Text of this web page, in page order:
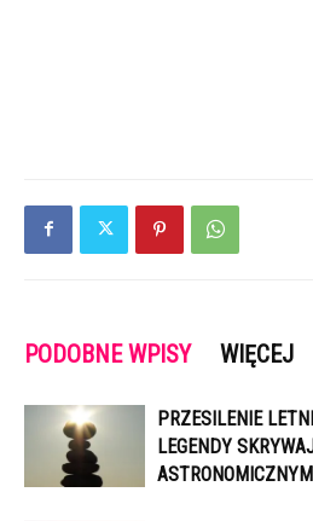
PODOBNE WPISY WIĘCEJ
PRZESILENIE
LEGENDY